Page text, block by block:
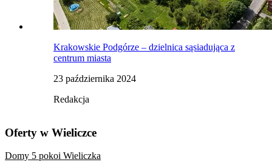
Krakowskie Podgórze – dzielnica sąsiadująca z
centrum miasta
23 października 2024
Redakcja
Oferty w Wieliczce
Domy 5 pokoi Wieliczka